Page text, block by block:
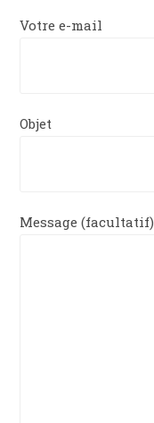
Votre e-mail
Objet
Message (facultatif)